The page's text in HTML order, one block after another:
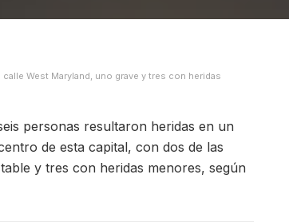
West Maryland, uno grave y tres con heridas
personas resultaron heridas en un
de esta capital, con dos de las
y tres con heridas menores, según